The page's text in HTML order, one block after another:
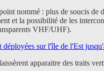
nommé : plus de soucis de
et la possibilité de les
VHF/UHF).
déployées sur l'île de l'Est
apparaitre des traits